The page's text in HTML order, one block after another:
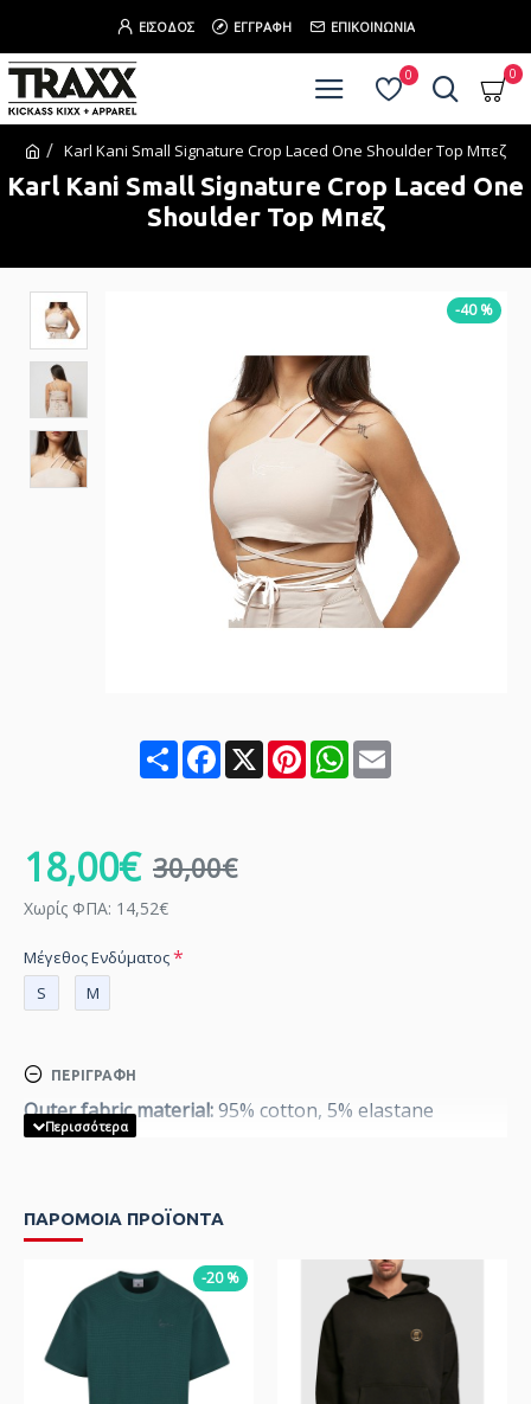
ΕΊΣΟΔΟΣ ΕΓΓΡΑΦΉ ΕΠΙΚΟΙΝΩΝΊΑ
0 0
Karl Kani Small Signature Crop Laced One Shoulder Top Μπεζ
Karl Kani Small Signature Crop Laced One
Shoulder Top Μπεζ
-40 %
ShareFacebook
X PinterestWhatsApp
Email
ΠΕΡΙΓΡΑΦΉ
Outer fabric material:95% cotton, 5% elastane
18,00€ 30,00€
Χωρίς ΦΠΑ: 14,52€
Μέγεθος Ενδύματος
S
M
ΠΑΡΟΜΟΙΑ ΠΡΟΪΟΝΤΑ
-20 %